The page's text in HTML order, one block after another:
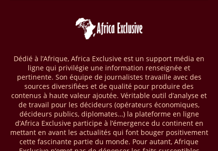
par les comptes de mobile money en Afrique au cours de l'année
2025, en hausse d'environ 27 % par rapport à 2024. Le rapport intitulé
« The State of the Industry Report on Mobile Money 2026 » précise
mobile money réalisées à l’échelle mondiale, qui s’est établie à 2091
milliards USD (+23 % par rapport à 2024). L’Afrique a également
enregistré environ 74 % du nombre de transactions de Mobile money
répertoriées l’an passé dans le monde, avec environ 92 milliards de
transactions (+16 % par rapport à 2024) sur un total de 125 milliards
dans le monde.
28/03/26 AFRIQUE - ECONOMIE CREATIVE
Une rapport publié dernièrement par le Boston Consulting Group, et
Dédié à l’Afrique, Africa Exclusive est un support média en
ligne qui privilégie une information renseignée et
pertinente. Son équipe de journalistes travaille avec des
sources diversifiées et de qualité pour produire des
contenus à haute valeur ajoutée. Véritable outil d’analyse et
de travail pour les décideurs (opérateurs économiques,
décideurs publics, diplomates…) la plateforme en ligne
d’Africa Exclusive participe à l’émergence du continent en
mettant en avant les actualités qui font bouger positivement
cette fascinante partie du monde. Pour autant, Afrique